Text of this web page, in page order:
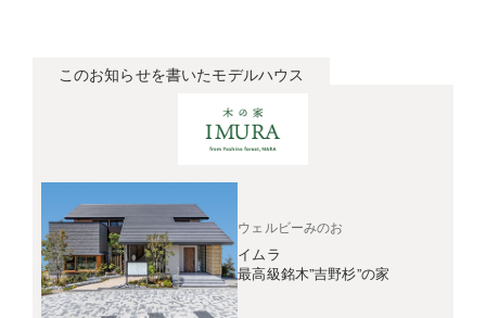
このお知らせを書いたモデルハウス
ウェルビーみのお
イムラ
最高級銘木”吉野杉”の家